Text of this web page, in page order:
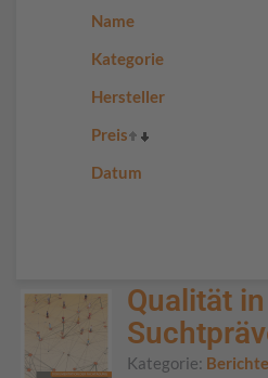
Name
Kategorie
Hersteller
Preis
Datum
Qualität
Kategorie: